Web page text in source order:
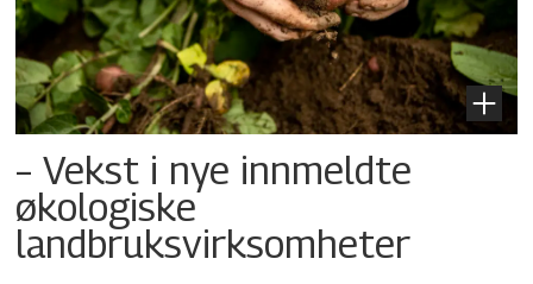
– Vekst i nye innmeldte
økologiske
landbruksvirksomheter